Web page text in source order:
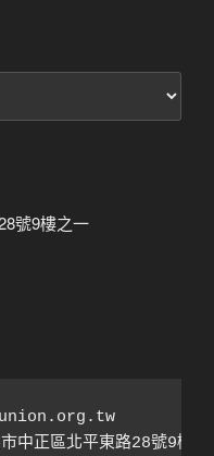
號9樓之一
中正區北平東路28號9樓之